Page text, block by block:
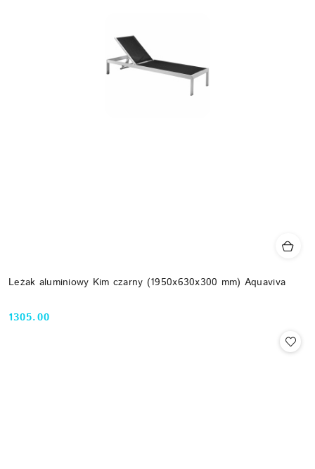
Leżak aluminiowy Kim czarny (1950x630x300 mm) Aquaviva
Cena:
1305.00